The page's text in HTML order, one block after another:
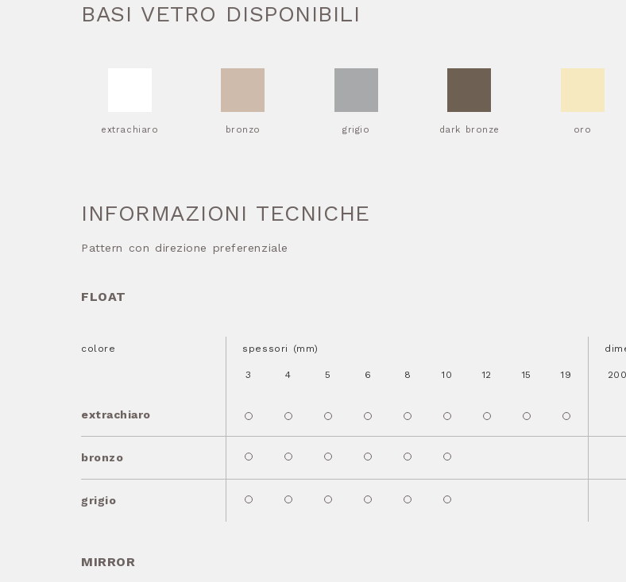
BASI VETRO DISPONIBILI
extrachiaro bronzo grigio dark bronze oro
INFORMAZIONI TECNICHE
Pattern con direzione preferenziale
FLOAT
colore
extrachiaro
spessori (mm)
3 4 5 6 8 10 12 15 19
bronzo
grigio
MIRROR